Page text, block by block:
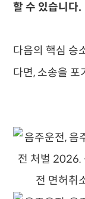
할 수 있습니다.
다음의 핵심 승
다면, 소송을 포